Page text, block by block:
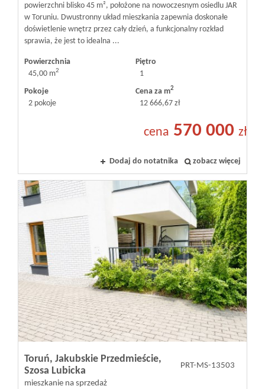
powierzchni blisko 45 m², położone na nowoczesnym osiedlu JAR
w Toruniu. Dwustronny układ mieszkania zapewnia doskonałe
doświetlenie wnętrz przez cały dzień, a funkcjonalny rozkład
sprawia, że jest to idealna ...
Powierzchnia
45,00 m2
Piętro
1
Pokoje
2 pokoje
Cena za m2
12 666,67 zł
cena 570 000 zł
Dodaj do notatnika zobacz więcej
Toruń, Jakubskie Przedmieście,
Szosa Lubicka
mieszkanie na sprzedaż
PRT-MS-13503